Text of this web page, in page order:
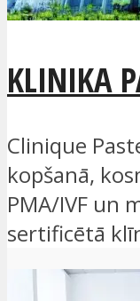
KLINIKA
Clinique
kopšanā,
PMA/IVF un
sertificētā